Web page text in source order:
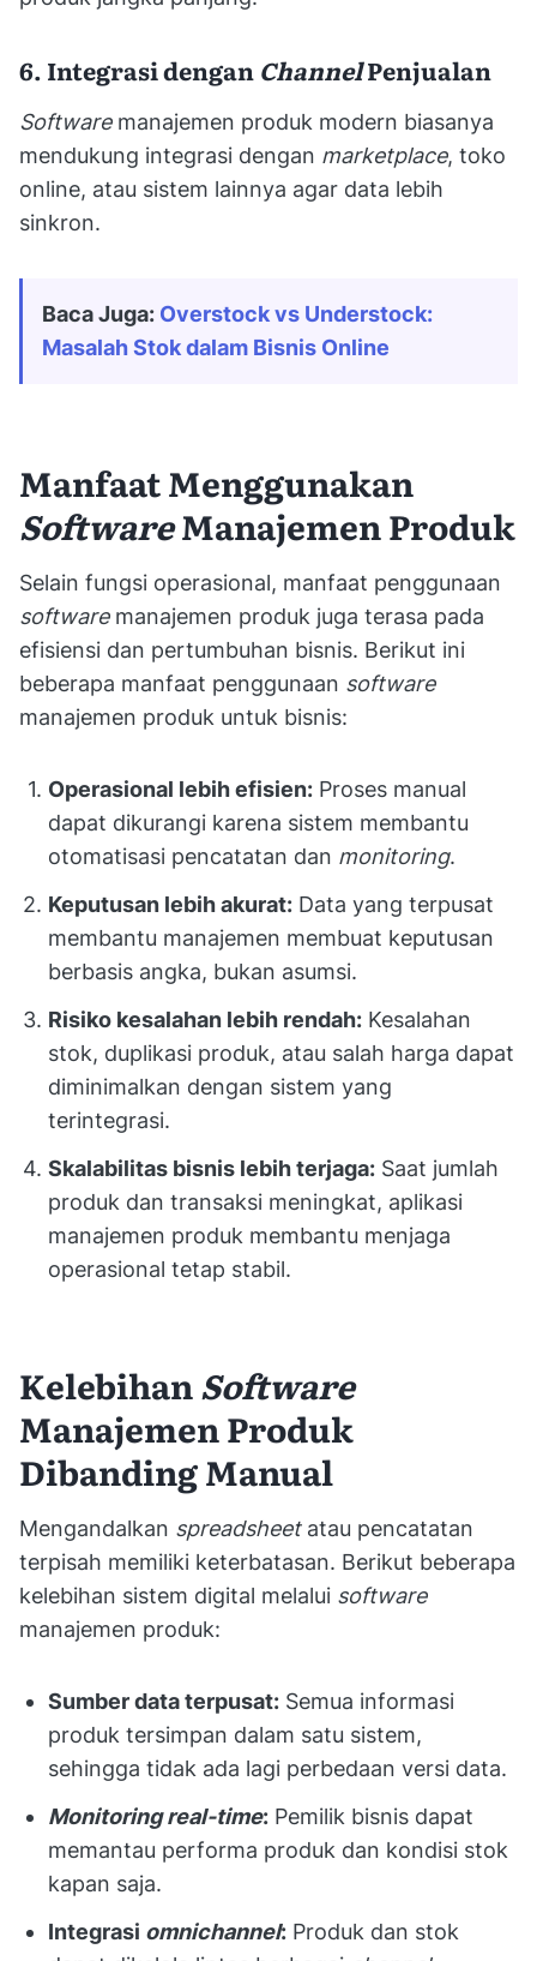
6. Integrasi dengan ChannelPenjualan
Software manajemen produk modern biasanya
mendukung integrasi dengan marketplace, toko
online, atau sistem lainnya agar data lebih
sinkron.
Baca Juga: Overstock vs Understock:
Masalah Stok dalam Bisnis Online
Manfaat Menggunakan
SoftwareManajemen Produk
Selain fungsi operasional, manfaat penggunaan
software manajemen produk juga terasa pada
efisiensi dan pertumbuhan bisnis. Berikut ini
beberapa manfaat penggunaan software
manajemen produk untuk bisnis:
Operasional lebih efisien: Proses manual
dapat dikurangi karena sistem membantu
otomatisasi pencatatan dan monitoring.
Keputusan lebih akurat: Data yang terpusat
membantu manajemen membuat keputusan
berbasis angka, bukan asumsi.
Risiko kesalahan lebih rendah: Kesalahan
stok, duplikasi produk, atau salah harga dapat
diminimalkan dengan sistem yang
terintegrasi.
Skalabilitas bisnis lebih terjaga: Saat jumlah
produk dan transaksi meningkat, aplikasi
manajemen produk membantu menjaga
operasional tetap stabil.
KelebihanSoftware
Manajemen Produk
Dibanding Manual
Mengandalkan spreadsheet atau pencatatan
terpisah memiliki keterbatasan. Berikut beberapa
kelebihan sistem digital melalui software
manajemen produk:
Sumber data terpusat: Semua informasi
produk tersimpan dalam satu sistem,
sehingga tidak ada lagi perbedaan versi data.
Monitoring real-time: Pemilik bisnis dapat
memantau performa produk dan kondisi stok
kapan saja.
Integrasi omnichannel: Produk dan stok